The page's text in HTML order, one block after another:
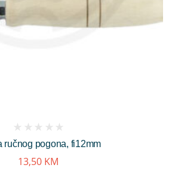
ručnog pogona, fi12mm
reviews)
13,50 KM